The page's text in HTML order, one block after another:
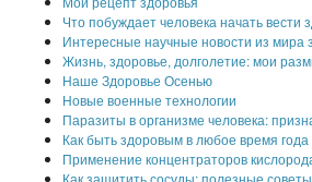
Что побуждает человека начать вести
Интересные научные новости из мира
Жизнь, здоровье, долголетие: мои
Наше Здоровье Осенью
Новые военные технологии
Паразиты в организме человека:
Как быть здоровым в любое время года
Применение концентраторов
Как защитить сосуды: полезные